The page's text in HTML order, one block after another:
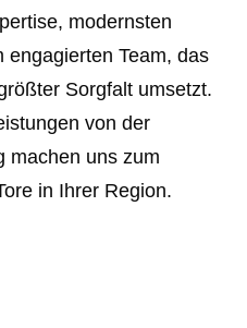
modernsten
engagierten Team, das
Sorgfalt umsetzt.
von der
machen uns zum
in Ihrer Region.